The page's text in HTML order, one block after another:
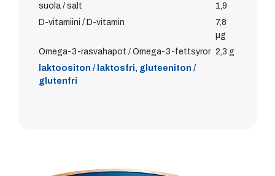
suola / salt
1,9
D-vitamiini / D-vitamin
7,8
µg
Omega-3-rasvahapot / Omega-3-fettsyror 2,3 g
laktoositon / laktosfri, gluteeniton /
glutenfri